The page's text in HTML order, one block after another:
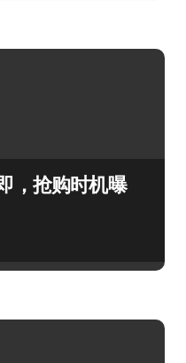
，抢购时机曝